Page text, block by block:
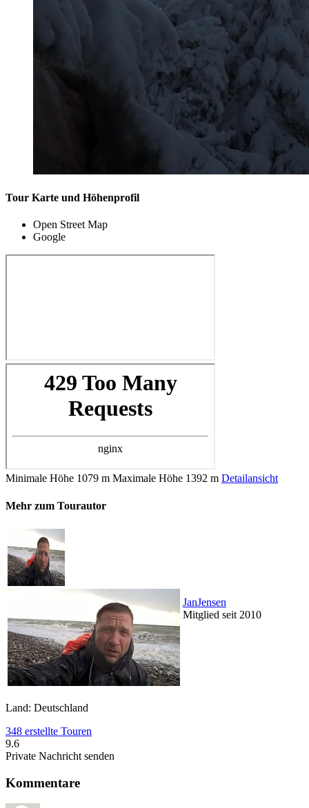
Tour Karte und Höhenprofil
Open Street Map
Google
Minimale Höhe 1079 m Maximale Höhe 1392 m Detailansicht
Mehr zum Tourautor
JanJensen
Mitglied seit 2010
Land: Deutschland
348 erstellte Touren
9.6
Private Nachricht senden
Kommentare